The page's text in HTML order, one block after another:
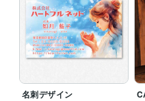
名刺デザイン